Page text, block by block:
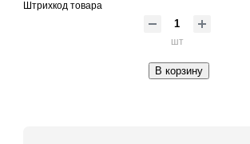
Штрихкод товара
шт
В корзину